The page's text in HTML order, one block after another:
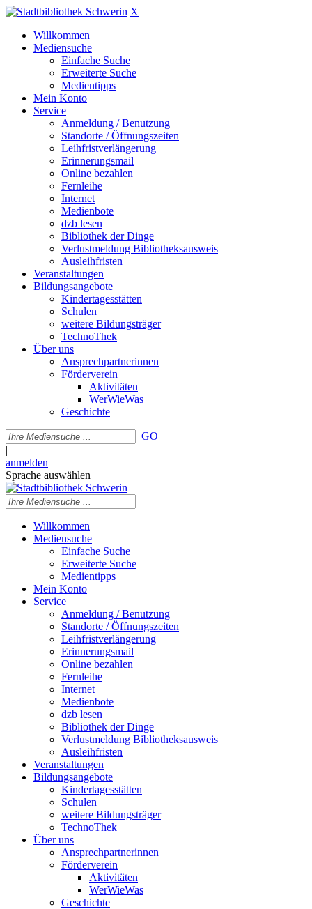
X
Willkommen
Mediensuche
Einfache Suche
Erweiterte Suche
Medientipps
Mein Konto
Service
Anmeldung / Benutzung
Standorte / Öffnungszeiten
Leihfristverlängerung
Erinnerungsmail
Online bezahlen
Fernleihe
Internet
Medienbote
dzb lesen
Bibliothek der Dinge
Verlustmeldung Bibliotheksausweis
Ausleihfristen
Veranstaltungen
Bildungsangebote
Kindertagesstätten
Schulen
weitere Bildungsträger
TechnoThek
Über uns
Ansprechpartnerinnen
Förderverein
Aktivitäten
WerWieWas
Geschichte
GO
|
anmelden
Sprache auswählen
Willkommen
Mediensuche
Einfache Suche
Erweiterte Suche
Medientipps
Mein Konto
Service
Anmeldung / Benutzung
Standorte / Öffnungszeiten
Leihfristverlängerung
Erinnerungsmail
Online bezahlen
Fernleihe
Internet
Medienbote
dzb lesen
Bibliothek der Dinge
Verlustmeldung Bibliotheksausweis
Ausleihfristen
Veranstaltungen
Bildungsangebote
Kindertagesstätten
Schulen
weitere Bildungsträger
TechnoThek
Über uns
Ansprechpartnerinnen
Förderverein
Aktivitäten
WerWieWas
Geschichte